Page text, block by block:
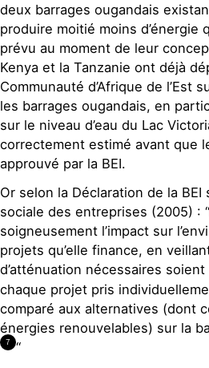
deux barrages ougandais
produire moitié moins d’énergie
prévu au moment de leur
Kenya et la Tanzanie ont déjà
Communauté d’Afrique de l’Est
les barrages ougandais, en
sur le niveau d’eau du Lac
correctement estimé avant que
approuvé par la BEI.
Or selon la Déclaration de la BEI
sociale des entreprises (2005) :
soigneusement l’impact sur
projets qu’elle finance, en
d’atténuation nécessaires soient
chaque projet pris
comparé aux alternatives (dont
énergies renouvelables) sur la
7 “